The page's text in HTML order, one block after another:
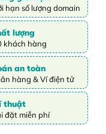
hạn số lượng domain
lượng
khách hàng
an toàn
hàng & Ví điện tử
thuật
đặt miễn phí